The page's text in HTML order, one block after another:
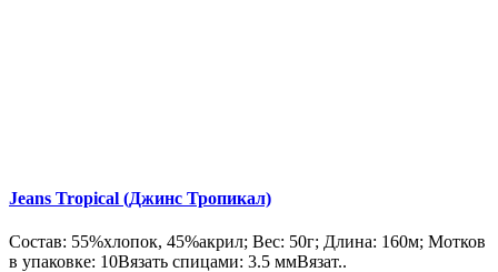
Jeans Tropical (Джинс Тропикал)
Состав: 55%хлопок, 45%акрил; Вес: 50г; Длина: 160м; Мотков
в упаковке: 10Вязать спицами: 3.5 ммВязат..